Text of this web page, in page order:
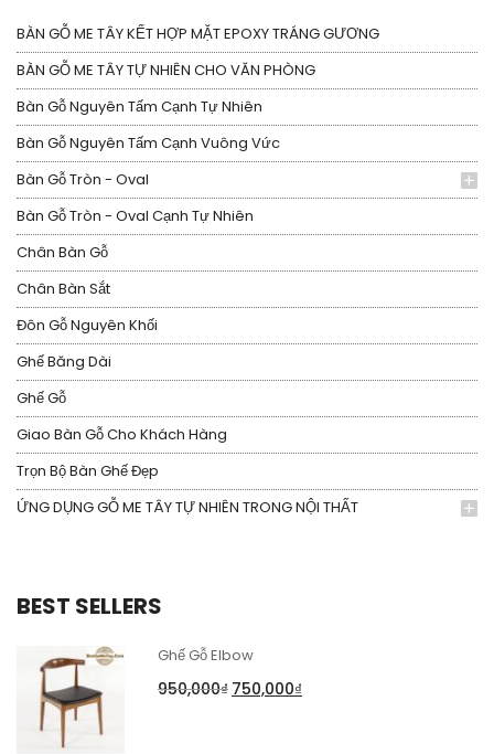
BÀN GỖ ME TÂY KẾT HỢP MẶT EPOXY TRÁNG GƯƠNG
BÀN GỖ ME TÂY TỰ NHIÊN CHO VĂN PHÒNG
Bàn Gỗ Nguyên Tấm Cạnh Tự Nhiên
Bàn Gỗ Nguyên Tấm Cạnh Vuông Vức
Bàn Gỗ Tròn - Oval
Bàn Gỗ Tròn - Oval Cạnh Tự Nhiên
Chân Bàn Gỗ
Chân Bàn Sắt
Đôn Gỗ Nguyên Khối
Ghế Băng Dài
Ghế Gỗ
Giao Bàn Gỗ Cho Khách Hàng
Trọn Bộ Bàn Ghế Đẹp
ỨNG DỤNG GỖ ME TÂY TỰ NHIÊN TRONG NỘI THẤT
BEST SELLERS
Ghế Gỗ Elbow
950,000₫ 750,000₫